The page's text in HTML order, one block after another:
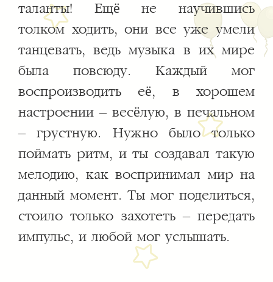
таланты! Ещё не научившись
толком ходить, они все уже умели
танцевать, ведь музыка в их мире
была повсюду. Каждый мог
воспроизводить её, в хорошем
настроении – весёлую, в печальном
– грустную. Нужно было только
поймать ритм, и ты создавал такую
мелодию, как воспринимал мир на
данный момент. Ты мог поделиться,
стоило только захотеть – передать
импульс, и любой мог услышать.